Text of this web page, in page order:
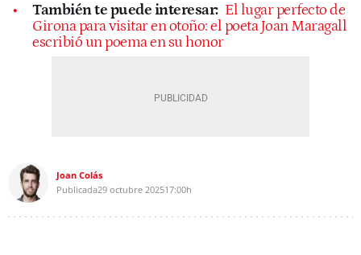
También te puede interesar: El lugar perfecto de
Girona para visitar en otoño: el poeta Joan Maragall
escribió un poema en su honor
Joan Colás
Publicada29 octubre 202517:00h